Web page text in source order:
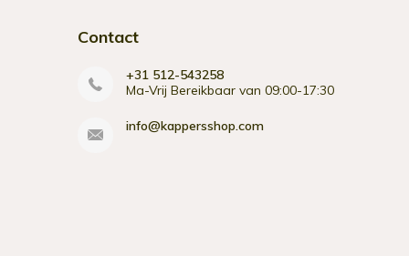
Contact
+31 512-543258
Ma-Vrij Bereikbaar van 09:00-17:30
info@kappersshop.com